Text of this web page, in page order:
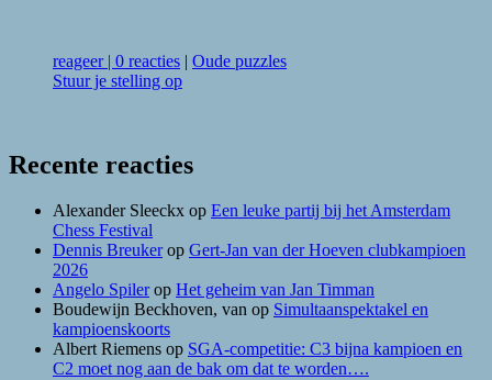
reageer| 0 reacties | Oude puzzles
Stuur je stelling op
Recente reacties
Alexander Sleeckx op Een leuke partij bij het Amsterdam
Chess Festival
Dennis Breukerop Gert-Jan van der Hoeven clubkampioen
2026
Angelo Spilerop Het geheim van Jan Timman
Boudewijn Beckhoven, van op Simultaanspektakel en
kampioenskoorts
Albert Riemens op SGA-competitie: C3 bijna kampioen en
C2 moet nog aan de bak om dat te worden….